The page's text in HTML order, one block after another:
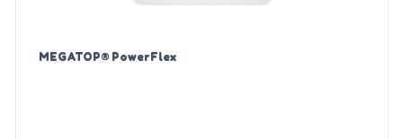
MEGATOP® PowerFlex